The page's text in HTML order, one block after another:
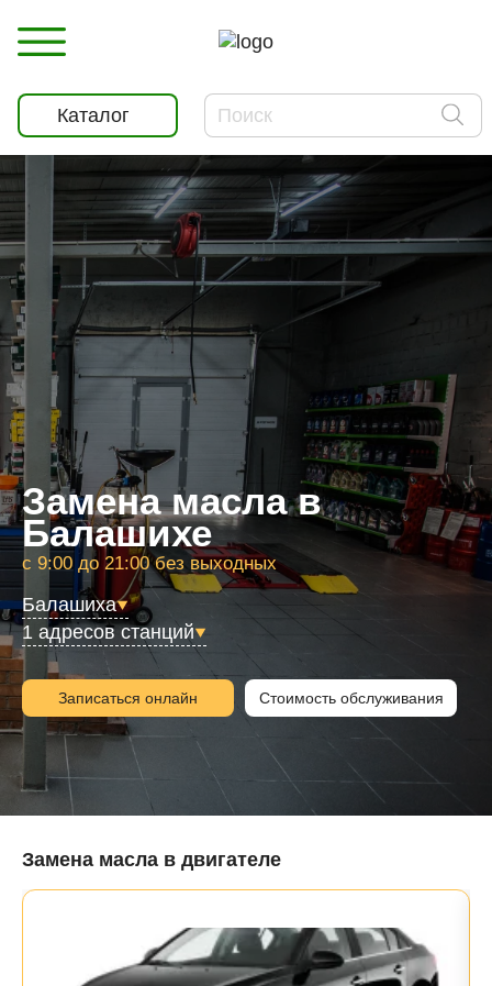
Каталог
Замена масла в
Балашихе
с 9:00 до 21:00 без выходных
Балашиха
1 адресов станций
Записаться онлайн Стоимость обслуживания
Замена масла в двигателе